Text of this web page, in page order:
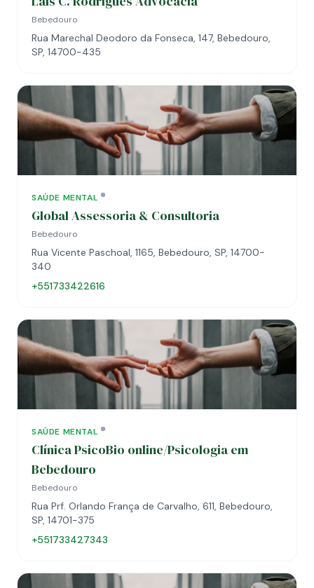
Bebedouro
Rua Marechal Deodoro da Fonseca, 147, Bebedouro,
SP, 14700-435
SAÚDE MENTAL
Global Assessoria & Consultoria
Bebedouro
Rua Vicente Paschoal, 1165, Bebedouro, SP, 14700-
340
+551733422616
SAÚDE MENTAL
Clínica PsicoBio online/Psicologia em
Bebedouro
Bebedouro
Rua Prf. Orlando França de Carvalho, 611, Bebedouro,
SP, 14701-375
+551733427343